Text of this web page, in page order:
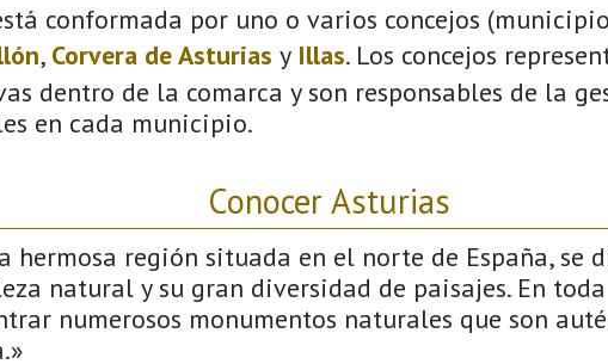
conformada por uno o varios concejos
, Corvera de Asturias y Illas. Los concejos
dentro de la comarca y son responsables de la
en cada municipio.
Conocer Asturias
hermosa región situada en el norte de España, se
natural y su gran diversidad de paisajes. En
numerosos monumentos naturales que son